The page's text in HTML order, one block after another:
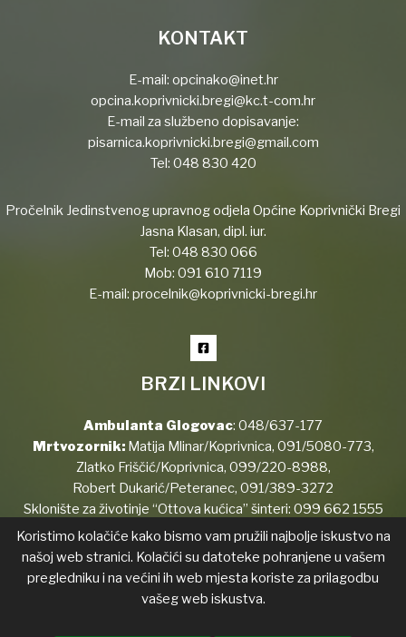
KONTAKT
E-mail: opcinako@inet.hr
opcina.koprivnicki.bregi@kc.t-com.hr
E-mail za službeno dopisavanje:
pisarnica.koprivnicki.bregi@gmail.com
Tel: 048 830 420
Pročelnik Jedinstvenog upravnog odjela Općine Koprivnički Bregi
Jasna Klasan, dipl. iur.
Tel: 048 830 066
Mob: 091 610 7119
E-mail: procelnik@koprivnicki-bregi.hr
BRZI LINKOVI
Ambulanta Glogovac: 048/637-177
Mrtvozornik:Matija Mlinar/Koprivnica, 091/5080-773,
Zlatko Friščić/Koprivnica, 099/220-8988,
Robert Dukarić/Peteranec, 091/389-3272
Sklonište za životinje “Ottova kućica” šinteri: 099 662 1555
Copyright © 2026 Koprivnički Bregi
Koristimo kolačiće kako bismo vam pružili najbolje iskustvo na
našoj web stranici. Kolačići su datoteke pohranjene u vašem
pregledniku i na većini ih web mjesta koriste za prilagodbu
vašeg web iskustva.